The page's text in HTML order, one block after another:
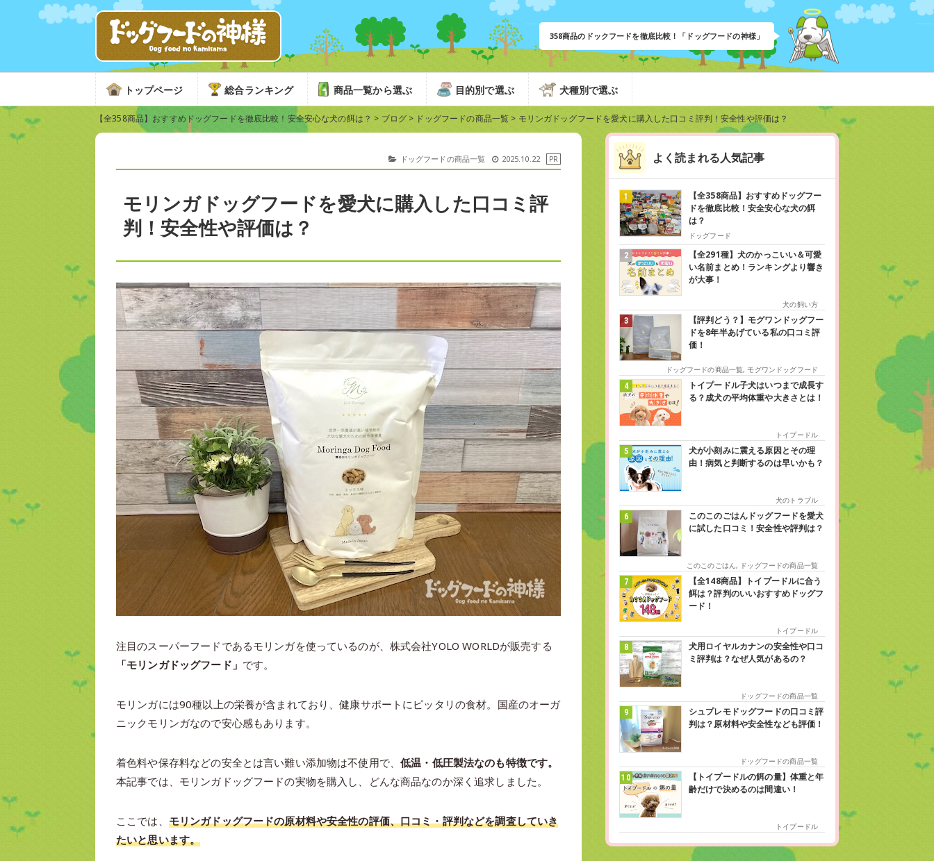
358商品のドックフードを徹底比較！「ドッグフードの神様」
トップページ 総合ランキング 商品一覧から選ぶ 目的別で選ぶ 犬種別で選ぶ
【全358商品】おすすめドッグフードを徹底比較！安全安心な犬の餌は？ > ブログ > ドッグフードの商品一覧 > モリンガドッグフードを愛犬に購入した口コミ評判！安全性や評価は？
ドッグフードの商品一覧 2025.10.22
モリンガドッグフードを愛犬に購入した口コミ評
判！安全性や評価は？
注目のスーパーフードであるモリンガを使っているのが、株式会社YOLO WORLDが販売する
「モリンガドッグフード」 です。
モリンガには90種以上の栄養が含まれており、健康サポートにピッタリの食材。国産のオーガ
ニックモリンガなので安心感もあります。
着色料や保存料などの安全とは言い難い添加物は不使用で、低温・低圧製法なのも特徴です。
本記事では、モリンガドッグフードの実物を購入し、どんな商品なのか深く追求しました。
ここでは、 モリンガドッグフードの原材料や安全性の評価、口コミ・評判などを調査していき
たいと思います。
よく読まれる人気記事
【全358商品】おすすめドッグフー
ドを徹底比較！安全安心な犬の餌
は？
ドッグフード
【全291種】犬のかっこいい＆可愛
い名前まとめ！ランキングより響き
が大事！
犬の飼い方
【評判どう？】モグワンドッグフー
ドを8年半あげている私の口コミ評
価！
ドッグフードの商品一覧,モグワンドッグフード
トイプードル子犬はいつまで成長す
る？成犬の平均体重や大きさとは！
トイプードル
犬が小刻みに震える原因とその理
由！病気と判断するのは早いかも？
犬のトラブル
このこのごはんドッグフードを愛犬
に試した口コミ！安全性や評判は？
このこのごはん, ドッグフードの商品一覧
【全148商品】トイプードルに合う
餌は？評判のいいおすすめドッグフ
ード！
トイプードル
犬用ロイヤルカナンの安全性や口コ
ミ評判は？なぜ人気があるの？
ドッグフードの商品一覧
シュプレモドッグフードの口コミ評
判は？原材料や安全性なども評価！
ドッグフードの商品一覧
【トイプードルの餌の量】体重と年
齢だけで決めるのは間違い！
トイプードル